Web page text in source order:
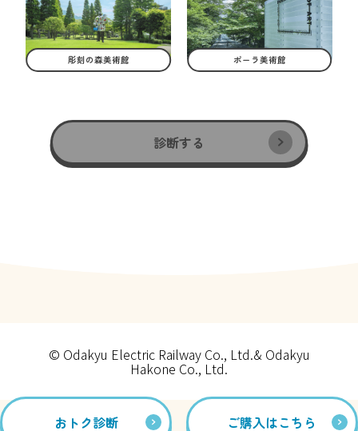
おトク診断 ご購入はこちら
彫刻の森美術館 ポーラ美術館
診断する
© Odakyu Electric Railway Co., Ltd.& Odakyu
Hakone Co., Ltd.